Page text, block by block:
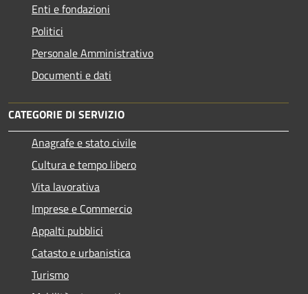
Enti e fondazioni
Politici
Personale Amministrativo
Documenti e dati
CATEGORIE DI SERVIZIO
Anagrafe e stato civile
Cultura e tempo libero
Vita lavorativa
Imprese e Commercio
Appalti pubblici
Catasto e urbanistica
Turismo